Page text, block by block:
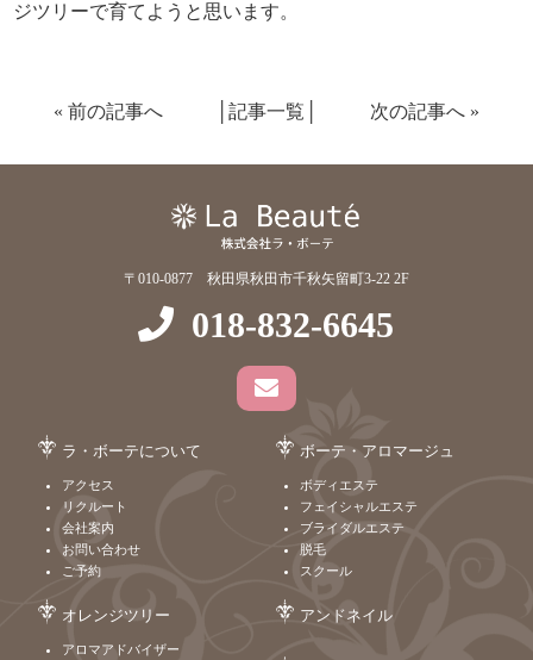
ジツリーで育てようと思います。
« 前の記事へ 記事一覧 次の記事へ »
〒010-0877 秋田県秋田市千秋矢留町3-22 2F
018-832-6645
ラ・ボーテについて
アクセス
リクルート
会社案内
お問い合わせ
ご予約
ボーテ・アロマージュ
ボディエステ
フェイシャルエステ
ブライダルエステ
脱毛
スクール
オレンジツリー
アロマアドバイザー
アンドネイル